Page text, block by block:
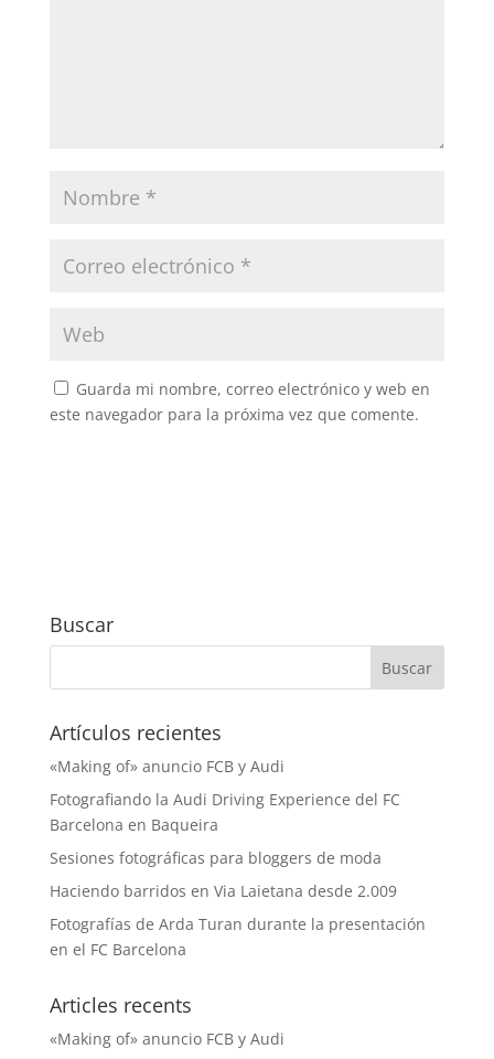
Guarda mi nombre, correo electrónico y web en
este navegador para la próxima vez que comente.
Buscar
Artículos recientes
«Making of» anuncio FCB y Audi
Fotografiando la Audi Driving Experience del FC
Barcelona en Baqueira
Sesiones fotográficas para bloggers de moda
Haciendo barridos en Via Laietana desde 2.009
Fotografías de Arda Turan durante la presentación
en el FC Barcelona
Articles recents
«Making of» anuncio FCB y Audi